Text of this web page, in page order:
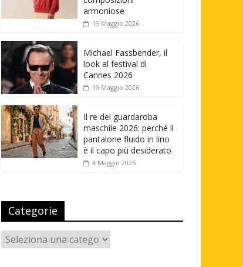
armoniose
19 Maggio 2026
Michael Fassbender, il
look al festival di
Cannes 2026
19 Maggio 2026
Il re del guardaroba
maschile 2026: perché il
pantalone fluido in lino
è il capo più desiderato
4 Maggio 2026
Categorie
Categorie